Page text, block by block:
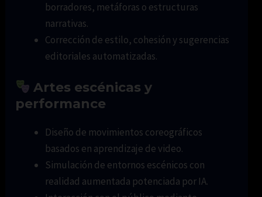
borradores, metáforas o estructuras
narrativas.
Corrección de estilo, cohesión y sugerencias
editoriales automatizadas.
Artes escénicas y
performance
Diseño de movimientos coreográficos
basados en aprendizaje de video.
Simulación de entornos escénicos con
realidad aumentada potenciada por IA.